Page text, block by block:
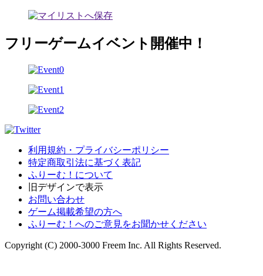
フリーゲームイベント開催中！
利用規約・プライバシーポリシー
特定商取引法に基づく表記
ふりーむ！について
旧デザインで表示
お問い合わせ
ゲーム掲載希望の方へ
ふりーむ！へのご意見をお聞かせください
Copyright (C) 2000-3000 Freem Inc. All Rights Reserved.